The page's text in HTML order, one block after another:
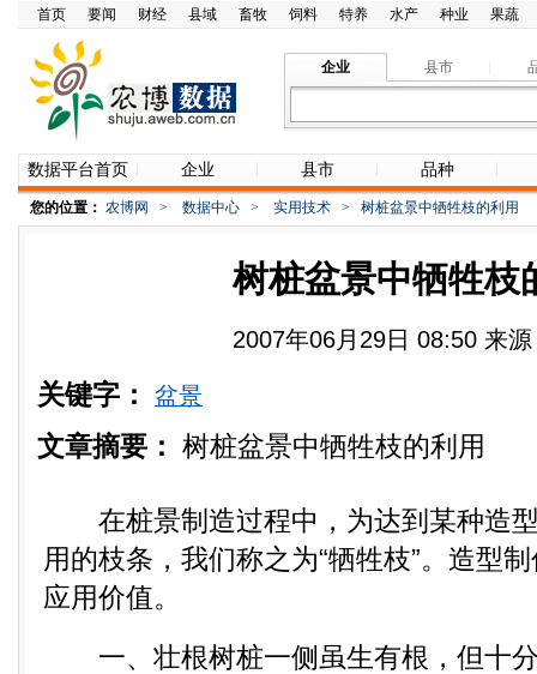
首页 要闻 财经 县域 畜牧 饲料 特养 水产 种业 果蔬
企业 县市
数据平台首页 企业 县市 品种
您的位置： 农博网 > 数据中心 > 实用技术 > 树桩盆景中牺牲枝的利用
树桩盆景中牺牲枝
2007年06月29日 08:50 来
关键字： 盆景
文章摘要： 树桩盆景中牺牲枝的利用
在桩景制造过程中，为达到某种造型
用的枝条，我们称之为“牺牲枝”。造型
应用价值。
一、壮根树桩一侧虽生有根，但十分